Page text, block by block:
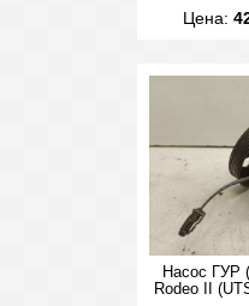
Цена:
Насос ГУР
Rodeo II